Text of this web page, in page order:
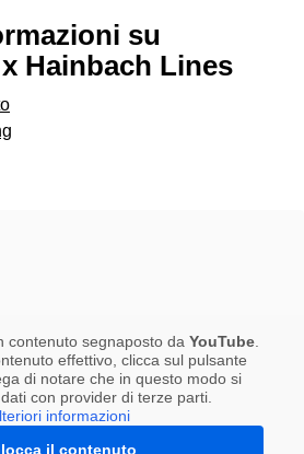
su
Hainbach Lines
contenuto segnaposto da YouTube
effettivo, clicca sul pulsante
di notare che in questo modo si
con provider di terze parti.
informazioni
il contenuto